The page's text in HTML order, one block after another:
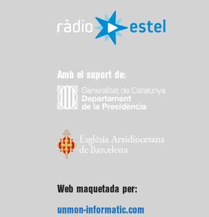
Amb el suport de:
Web maquetada per:
unmon-informatic.com